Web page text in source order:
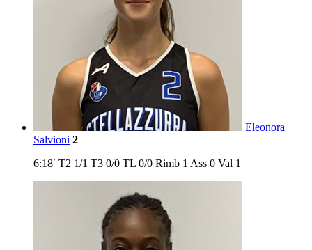
Eleonora
Salvioni 2
6:18′ T2 1/1 T3 0/0 TL 0/0 Rimb 1 Ass 0 Val 1